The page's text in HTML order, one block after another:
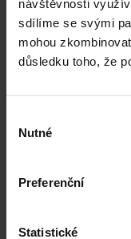
návštěvnosti
sdílíme se svými
mohou
důsledku toho, že
souhlasu
Nutné
Preferenční
Statistické
informační asymetrii
ke zmenšení rozdílu ve
republice zpoždění.
Ivona Tajšlová • 4.